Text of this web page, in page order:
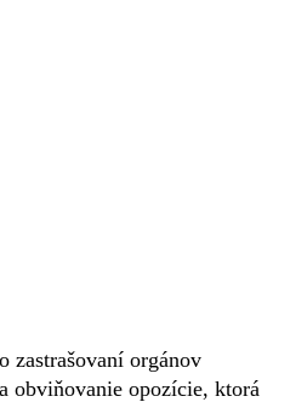
zastrašovaní orgánov
obviňovanie opozície, ktorá